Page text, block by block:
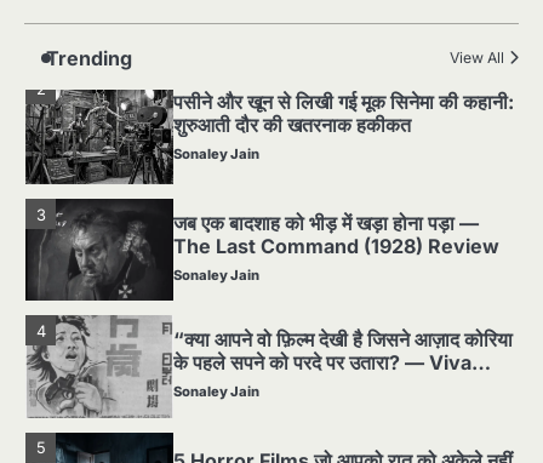
Trending View All
पसीने और खून से लिखी गई मूक सिनेमा की कहानी:
3
जब एक बादशाह को भीड़ में खड़ा होना पड़ा —
The Last Command (1928) Review
Sonaley Jain
4
“क्या आपने वो फ़िल्म देखी है जिसने आज़ाद कोरिया
के पहले सपने को परदे पर उतारा? — Viva
5
5 Horror Films जो आपको रात को अकेले नहीं